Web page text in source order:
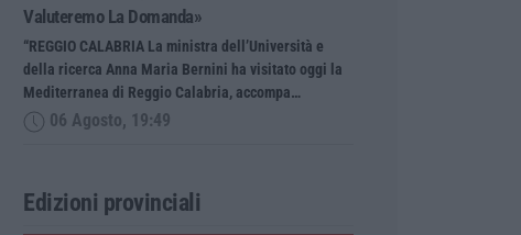
Valuteremo La Domanda»
“REGGIO CALABRIA La ministra dell’Università e
della ricerca Anna Maria Bernini ha visitato oggi la
Mediterranea di Reggio Calabria, accompa…
06 Agosto, 19:49
Edizioni provinciali